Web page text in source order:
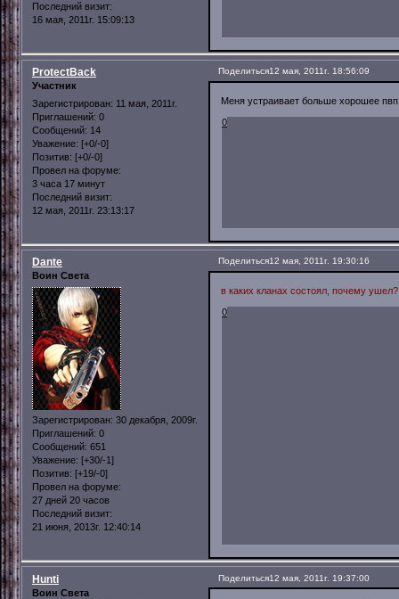
Последний визит:
16 мая, 2011г. 15:09:13
Поделиться12 мая, 2011г. 18:56:09
ProtectBack
Участник
Зарегистрирован: 11 мая, 2011г.
Приглашений: 0
Сообщений: 14
Уважение: [+0/-0]
Позитив: [+0/-0]
Провел на форуме:
3 часа 17 минут
Последний визит:
12 мая, 2011г. 23:13:17
Меня устраивает больше хорошее
0
Поделиться12 мая, 2011г. 19:30:16
Dante
Воин Света
Зарегистрирован: 30 декабря, 2009г.
Приглашений: 0
Сообщений: 651
Уважение: [+30/-1]
Позитив: [+19/-0]
Провел на форуме:
27 дней 20 часов
Последний визит:
21 июня, 2013г. 12:40:14
в каких кланах состоял, почему ушел?
0
Поделиться12 мая, 2011г. 19:37:00
Hunti
Воин Света